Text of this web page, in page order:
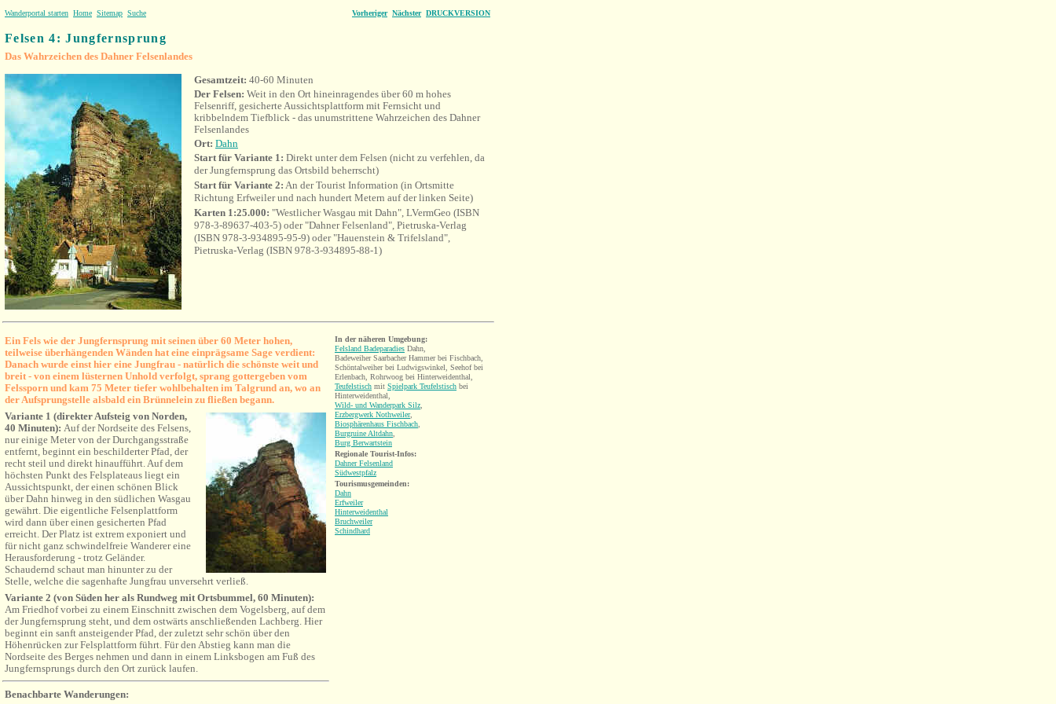
Wanderportal starten Home Sitemap Suche Vorheriger Nächster DRUCKVERSION
Felsen 4: Jungfernsprung
Das Wahrzeichen des Dahner Felsenlandes
Gesamtzeit: 40-60 Minuten
Der Felsen: Weit in den Ort hineinragendes über 60 m hohes
Felsenriff, gesicherte Aussichtsplattform mit Fernsicht und
kribbelndem Tiefblick - das unumstrittene Wahrzeichen des Dahner
Felsenlandes
Ort: Dahn
Start für Variante 1: Direkt unter dem Felsen (nicht zu verfehlen, da
der Jungfernsprung das Ortsbild beherrscht)
Start für Variante 2: An der Tourist Information (in Ortsmitte
Richtung Erfweiler und nach hundert Metern auf der linken Seite)
Karten 1:25.000: "Westlicher Wasgau mit Dahn", LVermGeo (ISBN
978-3-89637-403-5) oder "Dahner Felsenland", Pietruska-Verlag
(ISBN 978-3-934895-95-9) oder "Hauenstein & Trifelsland",
Pietruska-Verlag (ISBN 978-3-934895-88-1)
Ein Fels wie der Jungfernsprung mit seinen über 60 Meter hohen,
teilweise überhängenden Wänden hat eine einprägsame Sage verdient:
Danach wurde einst hier eine Jungfrau - natürlich die schönste weit und
breit - von einem lüsternen Unhold verfolgt, sprang gottergeben vom
Felssporn und kam 75 Meter tiefer wohlbehalten im Talgrund an, wo an
der Aufsprungstelle alsbald ein Brünnelein zu fließen begann.
Variante 1 (direkter Aufsteig von Norden,
40 Minuten): Auf der Nordseite des Felsens,
nur einige Meter von der Durchgangsstraße
entfernt, beginnt ein beschilderter Pfad, der
recht steil und direkt hinaufführt. Auf dem
höchsten Punkt des Felsplateaus liegt ein
Aussichtspunkt, der einen schönen Blick
über Dahn hinweg in den südlichen Wasgau
gewährt. Die eigentliche Felsenplattform
wird dann über einen gesicherten Pfad
erreicht. Der Platz ist extrem exponiert und
für nicht ganz schwindelfreie Wanderer eine
Herausforderung - trotz Geländer.
Schaudernd schaut man hinunter zu der
Stelle, welche die sagenhafte Jungfrau unversehrt verließ.
Variante 2 (von Süden her als Rundweg mit Ortsbummel, 60 Minuten):
Am Friedhof vorbei zu einem Einschnitt zwischen dem Vogelsberg, auf dem
der Jungfernsprung steht, und dem ostwärts anschließenden Lachberg. Hier
beginnt ein sanft ansteigender Pfad, der zuletzt sehr schön über den
Höhenrücken zur Felsplattform führt. Für den Abstieg kann man die
Nordseite des Berges nehmen und dann in einem Linksbogen am Fuß des
Jungfernsprungs durch den Ort zurück laufen.
Benachbarte Wanderungen:
In der näheren Umgebung:
Felsland Badeparadies Dahn,
Badeweiher Saarbacher Hammer bei Fischbach,
Schöntalweiher bei Ludwigswinkel, Seehof bei
Erlenbach, Rohrwoog bei Hinterweidenthal,
Teufelstisch mit Spielpark Teufelstisch bei
Hinterweidenthal,
Wild- und Wanderpark Silz
Erzbergwerk Nothweiler,
Biosphärenhaus Fischbach
Burgruine Altdahn
Burg Berwartstein
Regionale Tourist-Infos:
Dahner Felsenland
Südwestpfalz
Tourismusgemeinden:
Dahn
Erfweiler
Hinterweidenthal
Bruchweiler
Schindhard